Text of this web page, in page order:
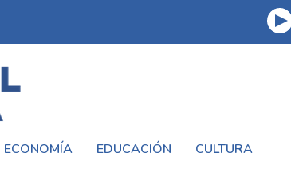
ECONOMÍA EDUCACIÓN CULTURA